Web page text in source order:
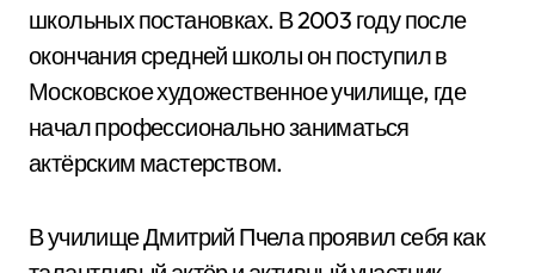
школьных постановках. В 2003 году после
окончания средней школы он поступил в
Московское художественное училище, где
начал профессионально заниматься
актёрским мастерством.
В училище Дмитрий Пчела проявил себя как